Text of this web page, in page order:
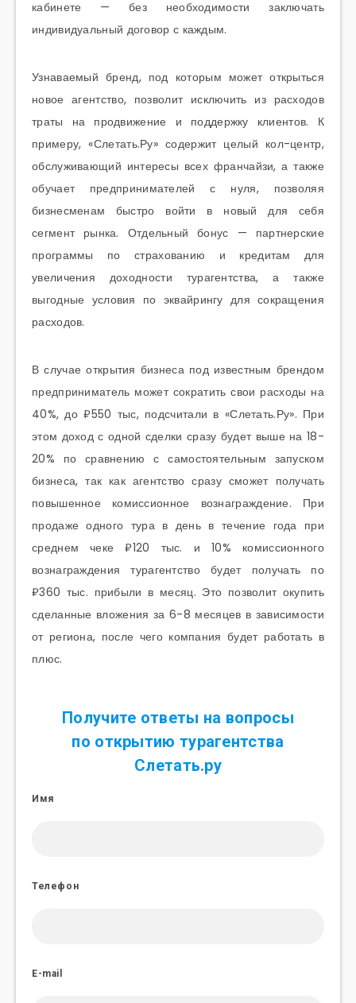
кабинете — без необходимости заключать
индивидуальный договор с каждым.
Узнаваемый бренд, под которым может открыться
новое агентство, позволит исключить из расходов
траты на продвижение и поддержку клиентов. К
примеру, «Слетать.Ру» содержит целый кол-центр,
обслуживающий интересы всех франчайзи, а также
обучает предпринимателей с нуля, позволяя
бизнесменам быстро войти в новый для себя
сегмент рынка. Отдельный бонус — партнерские
программы по страхованию и кредитам для
увеличения доходности турагентства, а также
выгодные условия по эквайрингу для сокращения
расходов.
В случае открытия бизнеса под известным брендом
предприниматель может сократить свои расходы на
40%, до ₽550 тыс, подсчитали в «Слетать.Ру». При
этом доход с одной сделки сразу будет выше на 18-
20% по сравнению с самостоятельным запуском
бизнеса, так как агентство сразу сможет получать
повышенное комиссионное вознаграждение. При
продаже одного тура в день в течение года при
среднем чеке ₽120 тыс. и 10% комиссионного
вознаграждения турагентство будет получать по
₽360 тыс. прибыли в месяц. Это позволит окупить
сделанные вложения за 6-8 месяцев в зависимости
от региона, после чего компания будет работать в
плюс.
Получите ответы на вопросы
по открытию турагентства
Слетать.ру
Имя
Телефон
E-mail